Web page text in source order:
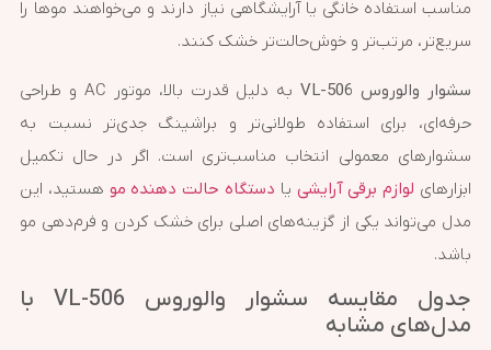
مناسب استفاده خانگی یا آرایشگاهی نیاز دارند و می‌خواهند موها را
سریع‌تر، مرتب‌تر و خوش‌حالت‌تر خشک کنند.
سشوار والوروس VL-506
به دلیل قدرت بالا، موتور AC و طراحی
حرفه‌ای، برای استفاده طولانی‌تر و براشینگ جدی‌تر نسبت به
سشوارهای معمولی انتخاب مناسب‌تری است. اگر در حال تکمیل
ابزارهای لوازم برقی آرایشی یا دستگاه حالت دهنده مو هستید، این
مدل می‌تواند یکی از گزینه‌های اصلی برای خشک کردن و فرم‌دهی مو
باشد.
جدول مقایسه سشوار والوروس VL-506 با
مدل‌های مشابه